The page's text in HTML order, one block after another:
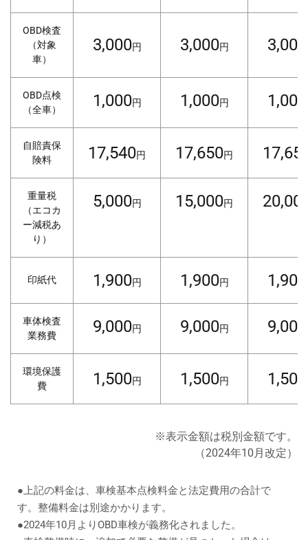
OBD検査
（対象
車）
3,000円 3,000円 3,000
OBD点検
（全車）
1,000円 1,000円 1,000
自賠責保
険料
17,540円 17,650円
重量税
（エコカ
ー減税あ
り）
5,000円 15,000円
印紙代 1,900円 1,900円 1,900
車体検査
業務費
9,000円 9,000円 9,000
環境保護
費
1,500円 1,500円 1,500
※表示金額は税別金額です。
（2024年10月改定）
●上記の料金は、車検基本点検料金と法定費用の合計で
す。整備料金は別途かかります。
●2024年10月よりOBD車検が義務化されました。